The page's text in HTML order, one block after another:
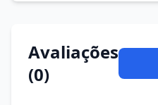
Avaliações
(0)